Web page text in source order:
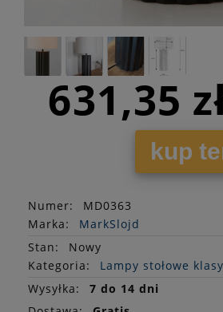
631,35
kup
Numer:
MD0363
Marka:
MarkSlojd
Stan:
Nowy
Kategoria:
Lampy stołowe
Wysyłka:
7 do 14 dni